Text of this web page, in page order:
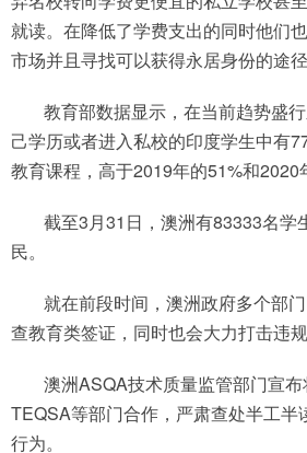
就读。在降低了学费支出的同时他们
市场并且寻找可以获得永居身份的途径
教育部数据显示，在当前趋势盛
己学历或者进入私校的印度学生中有
教育课程，高于2019年的51%和2020
截至3月31日，澳洲有83333名学
民。
就在前段时间，澳洲政府多个部
查教育类签证，同时也会大力打击违
澳洲ASQA技术质量监管部门宣
TEQSA等部门合作，严肃查处半工半
行为。